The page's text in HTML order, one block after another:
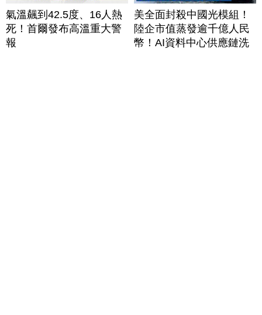
氣溫飆到42.5度、16人熱
死！首爾發布高溫重大警
報
美全面封殺中國光模組！
陸企市值蒸發逾千億人民
幣！AI資料中心供應鏈洗